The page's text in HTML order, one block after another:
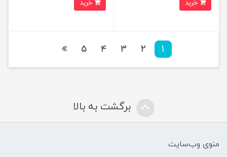
1
2
3
4
5
برگشت به بالا
منوی وب‌سایت